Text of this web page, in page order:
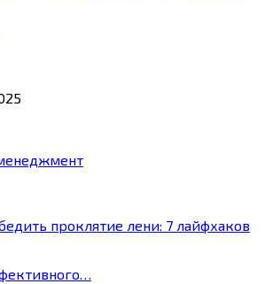
проклятие лени: 7 лайфхаков